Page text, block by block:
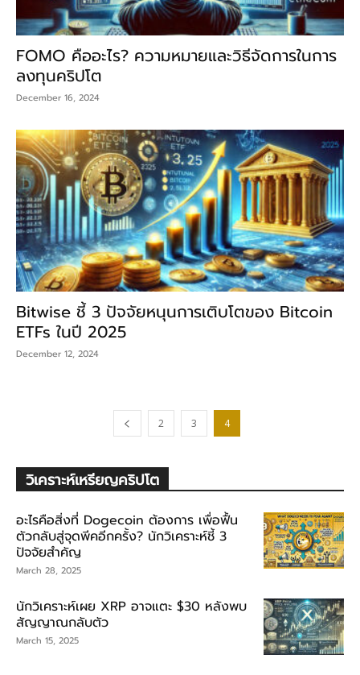
FOMO คืออะไร? ความหมายและวิธีจัดการในการ
ลงทุนคริปโต
December 16, 2024
Bitwise ชี้ 3 ปัจจัยหนุนการเติบโตของ Bitcoin
ETFs ในปี 2025
December 12, 2024
2 3 4
วิเคราะห์เหรียญคริปโต
อะไรคือสิ่งที่ Dogecoin ต้องการ เพื่อฟื้น
ตัวกลับสู่จุดพีคอีกครั้ง? นักวิเคราะห์ชี้ 3
ปัจจัยสำคัญ
March 28, 2025
นักวิเคราะห์เผย XRP อาจแตะ $30 หลังพบ
สัญญาณกลับตัว
March 15, 2025